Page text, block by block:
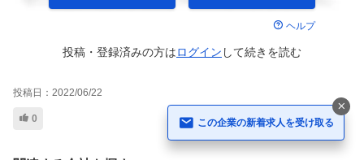
ヘルプ
投稿・登録済みの方はログイン して続きを読む
投稿日： 2022/06/22
0 この企業の新着求人を受け取る